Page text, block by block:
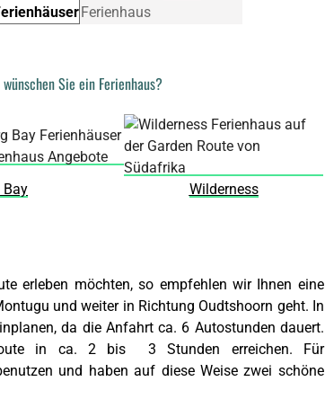
Sie ein Ferienhaus?
Bay Wilderness
erleben möchten, so empfehlen wir Ihnen eine
und weiter in Richtung Oudtshoorn geht. In
da die Anfahrt ca. 6 Autostunden dauert.
in ca. 2 bis 3 Stunden erreichen. Für
und haben auf diese Weise zwei schöne